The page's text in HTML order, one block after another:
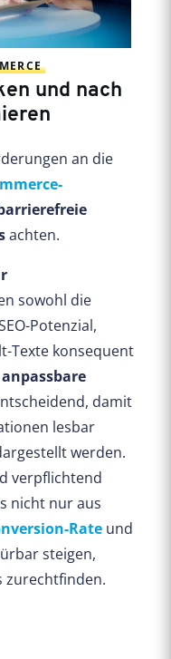
und nach
an die
achten.
sowohl die
Potenzial,
Texte konsequent
anpassbare
damit
lesbar
werden.
verpflichtend
nicht nur aus
Rate und
steigen,
zurechtfinden.